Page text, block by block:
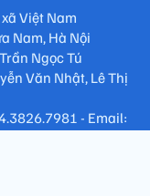
Việt Nam
Nam, Hà Nội
Ngọc Tú
Văn Nhật, Lê Thị
- Email: